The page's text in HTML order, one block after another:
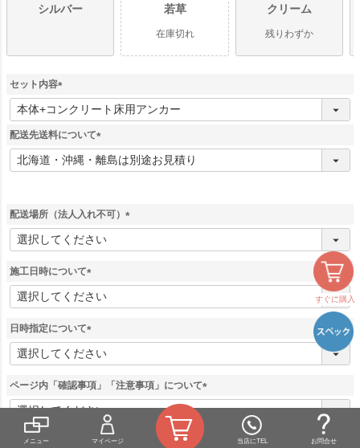
すぐに購入
シルバー
若草
在庫切れ
クリーム
残りわずか
セット内容
(
必
須
配送先送料について
(
必
配送場所（法人入れ不可）
(
施工日時について
(
必
)
日時指定について
(
必
)
ページ内「確認事項」「注意事項」について
(
必
須
メニュー マイページ 当店にTEL お問合せ